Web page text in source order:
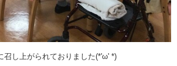
召し上がられておりました(*'ω' *)